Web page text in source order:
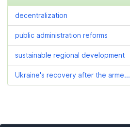
decentralization
public administration reforms
sustainable regional development
Ukraine's recovery after the arme...